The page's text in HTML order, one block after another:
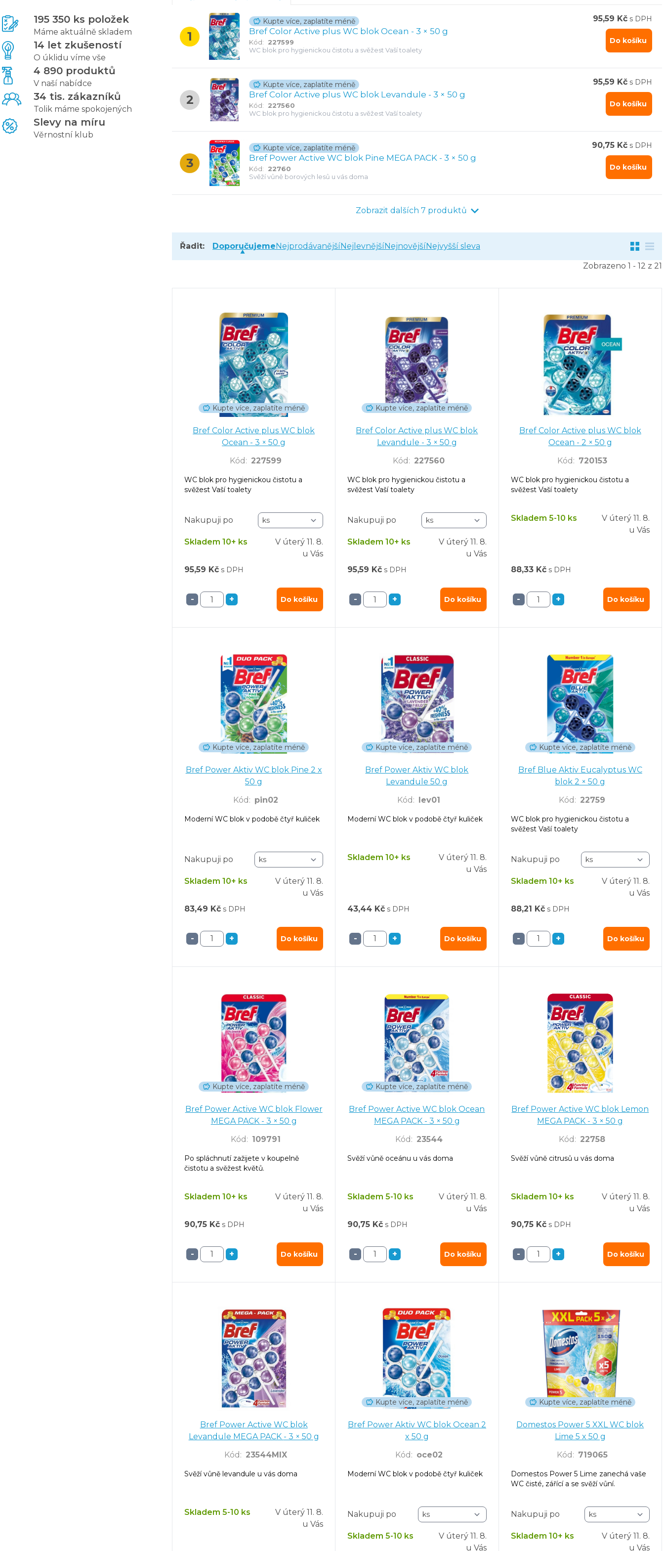
Bref Color Active plus WC blok Levandule - 3 × 50 g
195 350 ks položek
Máme aktuálně skladem
14 let zkušeností
O úklidu víme vše
4 890 produktů
V naší nabídce
34 tis. zákazníků
Tolik máme spokojených
Slevy na míru
Věrnostní klub
1
Kupte více, zaplatíte méně
Bref Color Active plus WC blok Ocean - 3 × 50 g
Kód:
227599
WC blok pro hygienickou čistotu a svěžest Vaší toalety
95,59 Kč s DPH
Do košíku
2
Kupte více, zaplatíte méně
Bref Color Active plus WC blok Levandule - 3 × 50 g
Kód:
227560
WC blok pro hygienickou čistotu a svěžest Vaší toalety
95,59 Kč s DPH
Do košíku
3
Kupte více, zaplatíte méně
Bref Power Active WC blok Pine MEGA PACK - 3 × 50 g
Kód:
22760
Svěží vůně borových lesů u vás doma
90,75 Kč s DPH
Do košíku
Zobrazit dalších 7 produktů
Řadit: Doporučujeme Nejprodávanější Nejlevnější Nejnovější Nejvyšší sleva
Zobrazeno 1 - 12 z 21
Kupte více, zaplatíte méně
Bref Color Active plus WC blok
Ocean - 3 × 50 g
Kód : 227599
WC blok pro hygienickou čistotu a
svěžest Vaší toalety
Nakupuji po
Skladem 10+ ks V úterý 11. 8.
u Vás
95,59 Kč s DPH
- + Do košíku
Kupte více, zaplatíte méně
Bref Color Active plus WC blok
Levandule - 3 × 50 g
Kód : 227560
WC blok pro hygienickou čistotu a
svěžest Vaší toalety
Nakupuji po
Skladem 10+ ks V úterý 11. 8.
u Vás
95,59 Kč s DPH
- + Do košíku
Bref Color Active plus WC blok
Ocean - 2 × 50 g
Kód : 720153
WC blok pro hygienickou čistotu a
svěžest Vaší toalety
Skladem 5-10 ks V úterý 11. 8.
u Vás
88,33 Kč s DPH
- + Do košíku
Kupte více, zaplatíte méně
Bref Power Aktiv WC blok Pine 2 x
50 g
Kód : pin02
Moderní WC blok v podobě čtyř kuliček
Nakupuji po
Skladem 10+ ks V úterý 11. 8.
u Vás
83,49 Kč s DPH
- + Do košíku
Kupte více, zaplatíte méně
Bref Power Aktiv WC blok
Levandule 50 g
Kód : lev01
Moderní WC blok v podobě čtyř kuliček
Skladem 10+ ks V úterý 11. 8.
u Vás
43,44 Kč s DPH
- + Do košíku
Kupte více, zaplatíte méně
Bref Blue Aktiv Eucalyptus WC
blok 2 × 50 g
Kód : 22759
WC blok pro hygienickou čistotu a
svěžest Vaší toalety
Nakupuji po
Skladem 10+ ks V úterý 11. 8.
u Vás
88,21 Kč s DPH
- + Do košíku
Kupte více, zaplatíte méně
Bref Power Active WC blok Flower
MEGA PACK - 3 × 50 g
Kód : 109791
Po spláchnutí zažijete v koupelně
čistotu a svěžest květů.
Skladem 10+ ks V úterý 11. 8.
u Vás
90,75 Kč s DPH
- + Do košíku
Kupte více, zaplatíte méně
Bref Power Active WC blok Ocean
MEGA PACK - 3 × 50 g
Kód : 23544
Svěží vůně oceánu u vás doma
Skladem 5-10 ks V úterý 11. 8.
u Vás
90,75 Kč s DPH
- + Do košíku
Bref Power Active WC blok Lemon
MEGA PACK - 3 × 50 g
Kód : 22758
Svěží vůně citrusů u vás doma
Skladem 10+ ks V úterý 11. 8.
u Vás
90,75 Kč s DPH
- + Do košíku
Bref Power Active WC blok
Levandule MEGA PACK - 3 × 50 g
Kód : 23544MIX
Svěží vůně levandule u vás doma
Skladem 5-10 ks V úterý 11. 8.
u Vás
Kupte více, zaplatíte méně
Bref Power Aktiv WC blok Ocean 2
x 50 g
Kód : oce02
Moderní WC blok v podobě čtyř kuliček
Nakupuji po
Skladem 5-10 ks V úterý 11. 8.
u Vás
Kupte více, zaplatíte méně
Domestos Power 5 XXL WC blok
Lime 5 x 50 g
Kód : 719065
Domestos Power 5 Lime zanechá vaše
WC čisté, zářící a se svěží vůní.
Nakupuji po
Skladem 10+ ks V úterý 11. 8.
u Vás